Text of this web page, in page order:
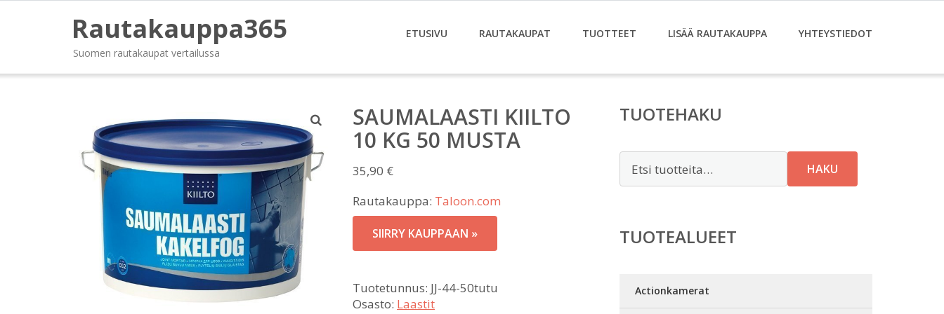
Rautakauppa365
Suomen rautakaupat vertailussa
ETUSIVU RAUTAKAUPAT TUOTTEET LISÄÄ RAUTAKAUPPA YHTEYSTIEDOT
SAUMALAASTI KIILTO
10 KG 50 MUSTA
35,90 €
Rautakauppa: Taloon.com
SIIRRY KAUPPAAN »
Tuotetunnus: JJ-44-50tutu
Osasto: Laastit
TUOTEHAKU
HAKU
TUOTEALUEET
Actionkamerat